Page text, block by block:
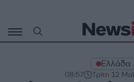
περιεχόμενο
Ελλάδα
08:57 Τρίτη 12